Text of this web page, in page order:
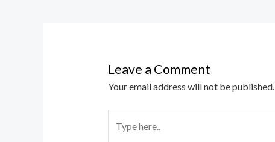
Leave a Comment
Your email address will not be published.
here..